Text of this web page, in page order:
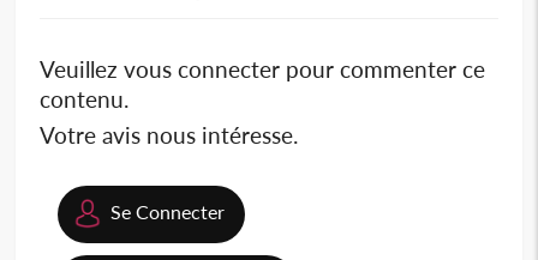
Veuillez vous connecter pour commenter ce
contenu.
Votre avis nous intéresse.
Se Connecter